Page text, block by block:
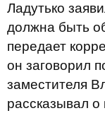
Ладутько
должна быть
передает
он заговорил
заместителя
рассказывал о